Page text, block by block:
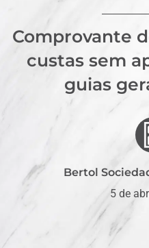
Comprovante
custas sem
guias
Bertol
5 de